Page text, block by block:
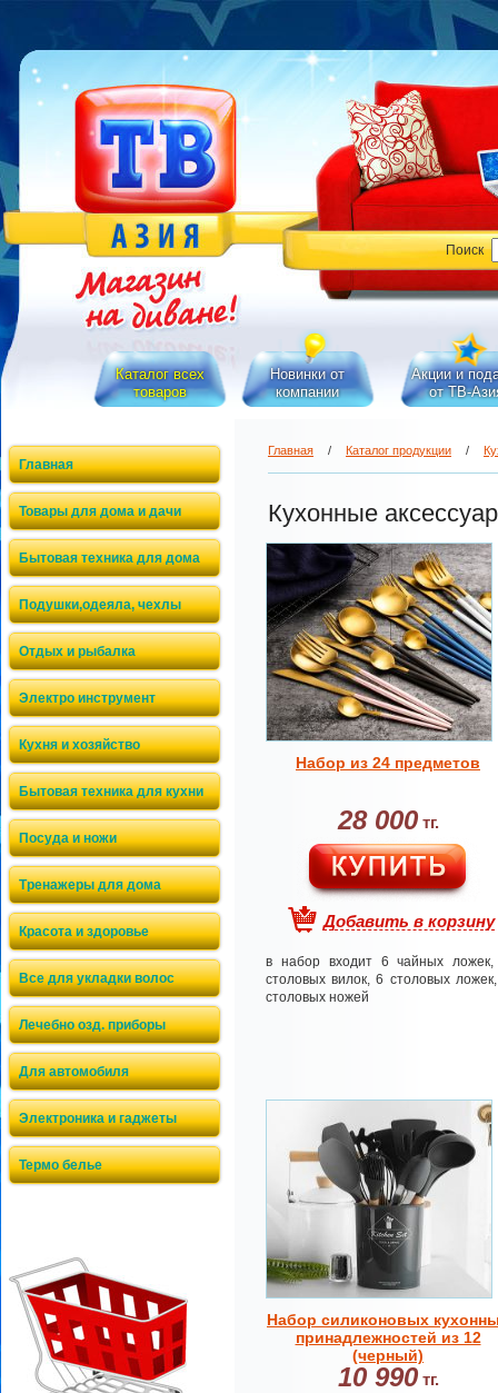
Поиск
Каталог всех
товаров
Новинки от
компании
Акции и
от ТВ-
Главная
Товары для дома и дачи
Бытовая техника для дома
Подушки,одеяла, чехлы
Отдых и рыбалка
Электро инструмент
Кухня и хозяйство
Бытовая техника для кухни
Посуда и ножи
Тренажеры для дома
Красота и здоровье
Все для укладки волос
Лечебно озд. приборы
Для автомобиля
Электроника и гаджеты
Термо белье
Главная / Каталог продукции /
Кухонные
Набор из 24 предметов
28 000тг.
Добавить в корзину
в набор входит 6 чайных
столовых вилок, 6 столовых
столовых ножей
Набор силиконовых
принадлежностей из 12
(черный)
10 990тг.